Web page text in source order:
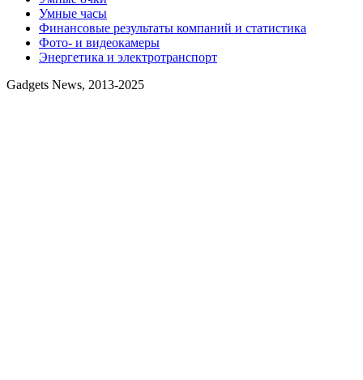
Умные часы
Финансовые результаты компаний и статистика
Фото- и видеокамеры
Энергетика и электротранспорт
Gadgets News, 2013-2025